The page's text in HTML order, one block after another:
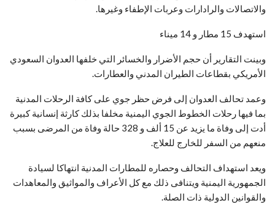
والاتصالات والرادارات وعربات الإطفاء وغيرها.
استهدف 15 مطار و 14 ميناء
وبينت التقارير أن حجم الأضرار والخسائر التي خلفها العدوان السعودي
الأمريكي بقطاعات الطيران المدني والعطارات.
وعمد تحالف العدوان إلى فرض حظر جوي على كافة الرحلات المدنية
بما فيها رحلات الخطوط الجوي اليمنية مخلفا بذلك كارثة إنسانية كبيرة
أدت إلى وفاة ما يزيد عن 15 ألف و 328 حالة وفاة من المرضى بسبب
منعهم من السفر للخارج للعلاج.
ويعد استهداف التحالف وحصاره للمطارات المدنية انتهاكا لسيادة
الجمهورية اليمنية ويتنافى ذلك مع كل الأعراف والمواثيق والمعاهدات
والقوانين الدولية ذات الصلة.